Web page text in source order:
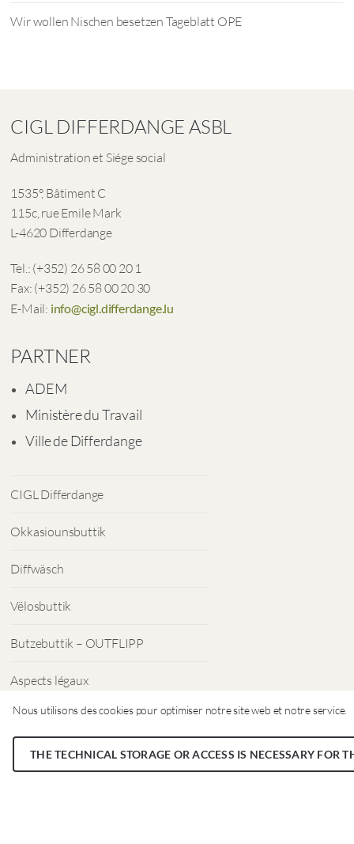
Nous utilisons des cookies pour optimiser notre site web et notre service.
THE TECHNICAL STORAGE OR ACCESS IS NECESSARY FOR
Wir wollen Nischen besetzen Tageblatt OPE
CIGL DIFFERDANGE ASBL
Administration et Siége social
1535°, Bâtiment C
115c, rue Emile Mark
L-4620 Differdange
Tel.: (+352) 26 58 00 20 1
Fax: (+352) 26 58 00 20 30
E-Mail: info@cigl.differdange.lu
PARTNER
ADEM
Ministère du Travail
Ville de Differdange
CIGL Differdange
Okkasiounsbuttik
Diffwäsch
Vëlosbuttik
Butzebuttik – OUTFLIPP
Aspects légaux
Protection des données